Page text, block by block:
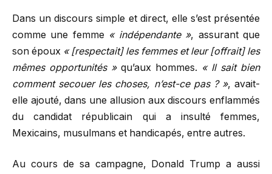
Dans un discours simple et direct, elle s’est présentée
comme une femme « indépendante », assurant que
son époux « [respectait] les femmes et leur [offrait] les
mêmes opportunités »qu’aux hommes. « Il sait bien
comment secouer les choses, n’est-ce pas ? », avait-
elle ajouté, dans une allusion aux discours enflammés
du candidat républicain qui a insulté femmes,
Mexicains, musulmans et handicapés, entre autres.
Au cours de sa campagne, Donald Trump a aussi